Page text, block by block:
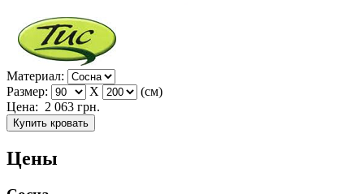
Материал:
Размер:
X
(см)
Цена: 2 063 грн.
Купить кровать
Цены